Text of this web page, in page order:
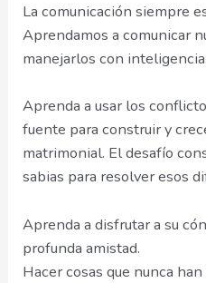
La comunicación siempre
Aprendamos a comunicar
manejarlos con inteligencia.
Aprenda a usar los
fuente para construir y
matrimonial. El desafío
sabias para resolver esos
Aprenda a disfrutar a su
profunda amistad.
Hacer cosas que nunca